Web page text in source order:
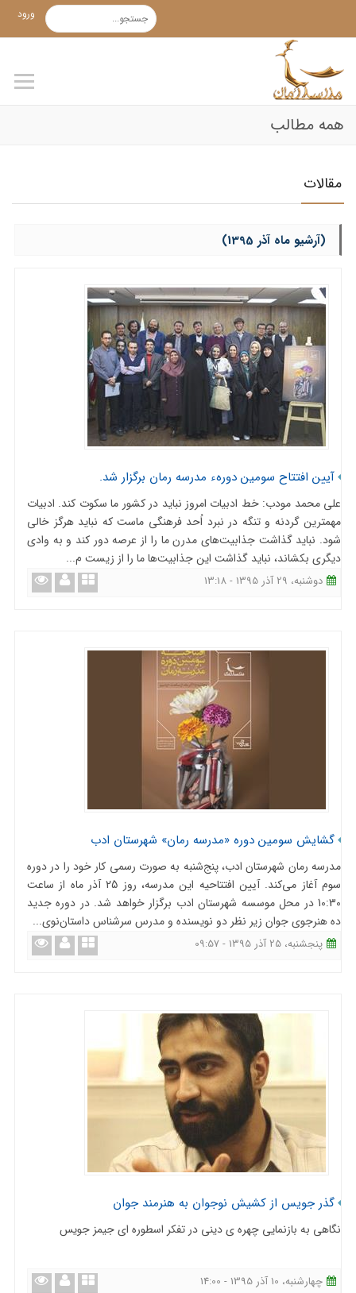
ورود
همه مطالب
مقالات
(آرشیو ماه آذر 1395)
آیین افتتاح سومین دورهء مدرسه رمان برگزار شد.
علی محمد مودب: خط ادبیات امروز نباید در کشور ما سکوت کند. ادبیات
مهمترین گردنه و تنگه در نبرد اُحد فرهنگی ماست که نباید هرگز خالی
شود. نباید گذاشت جذابیت‌های مدرن ما را از عرصه دور کند و به وادی
دیگری بکشاند، نباید گذاشت این جذابیت‌ها ما را از زیست م...
دوشنبه، 29 آذر 1395 - 13:18
گشایش سومین دوره «مدرسه رمان» شهرستان ادب
مدرسه رمان شهرستان ادب، پنج‌شنبه به صورت رسمی کار خود را در دوره
سوم آغاز می‌کند. آیین افتتاحیه این مدرسه، روز 25 آذر ماه از ساعت
10:30 در محل موسسه شهرستان ادب برگزار خواهد شد. در دوره جدید
ده هنرجوی جوان زیر نظر دو نویسنده و مدرس سرشناس داستان‌نوی...
پنجشنبه، 25 آذر 1395 - 09:57
گذر جویس از کشیش نوجوان به هنرمند جوان
نگاهی به بازنمایی چهره ی دینی در تفکر اسطوره ای جیمز جویس
چهارشنبه، 10 آذر 1395 - 14:00